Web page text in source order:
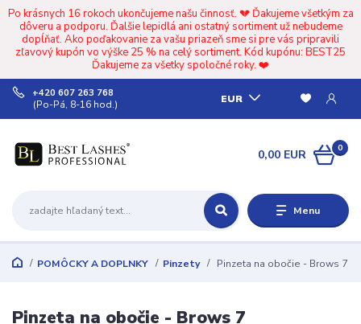
Po krásnych 16 rokoch ukončujeme našu činnosť. 💔 Ďakujeme všetkým za
dôveru a podporu. Ďalšie lepidlá ani ostatný sortiment už nebudeme
dopĺňať. Ako poďakovanie za vašu priazeň sme si pre vás pripravili
zľavový kupón vo výške 25 % na celý sortiment. Kód kupónu: BEST25
Ďakujeme za všetky spoločné roky. ❤️
Menu
EUR
+420 607 263 768
(Po-Pá, 8-16 hod.)
0
0,00 EUR
POMÔCKY A DOPLNKY Pinzety Pinzeta na obočie - Brows 7
Pinzeta na obočie - Brows 7